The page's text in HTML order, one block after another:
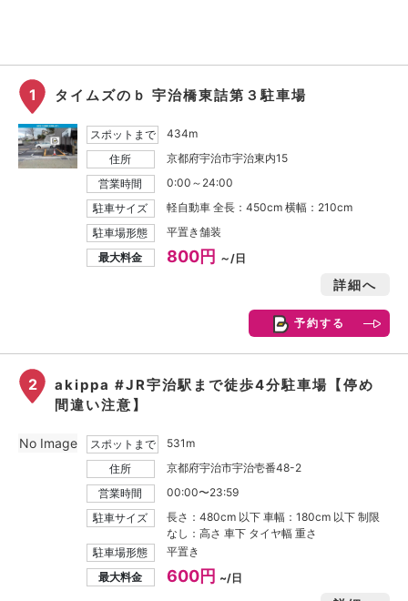
1 タイムズのｂ 宇治橋東詰第３駐車場
スポットまで
434m
住所
京都府宇治市宇治東内15
営業時間
0:00～24:00
駐車サイズ
軽自動車 全長：450cm 横幅：210cm
駐車場形態
平置き舗装
最大料金
800円 ～/日
詳細へ
予約する
2
akippa #JR宇治駅まで徒歩4分駐車場【停め
間違い注意】
スポットまで
531m
住所
京都府宇治市宇治壱番48-2
営業時間
00:00〜23:59
駐車サイズ
長さ：480cm 以下 車幅：180cm 以下 制限
なし：高さ 車下 タイヤ幅 重さ
駐車場形態
平置き
最大料金
600円 ~/日
No Image